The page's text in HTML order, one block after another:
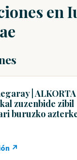
en
|
zuzenbide zibil
buruzko
↗